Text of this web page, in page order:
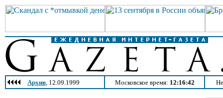
Архив, 12.09.1999 Московское время: 12:16:42